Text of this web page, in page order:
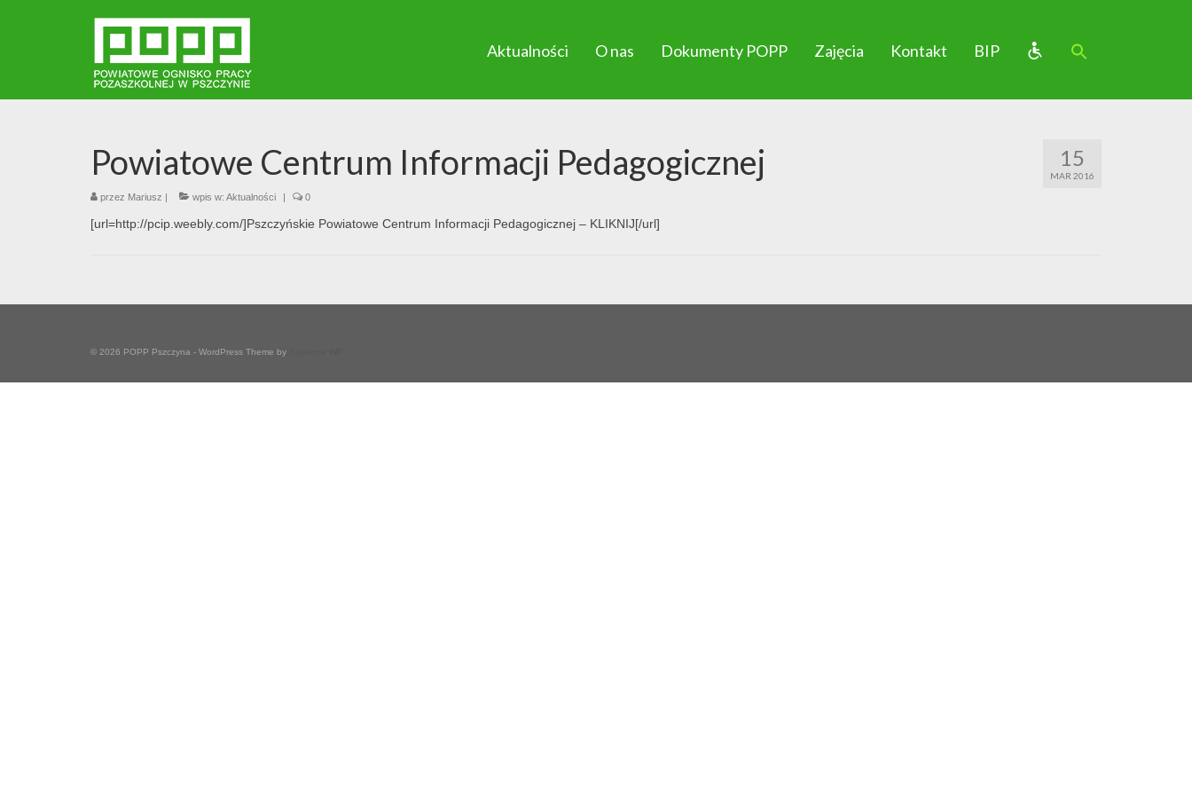
Aktualności O nas Dokumenty POPP Zajęcia Kontakt BIP
15
MAR 2016
Powiatowe Centrum Informacji Pedagogicznej
przez Mariusz | wpis w: Aktualności | 0
[url=http://pcip.weebly.com/]Pszczyńskie Powiatowe Centrum Informacji Pedagogicznej – KLIKNIJ[/url]
© 2026 POPP Pszczyna - WordPress Theme by